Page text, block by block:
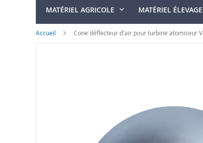
MATÉRIEL AGRICOLE MATÉRIEL ÉLEVAGE
Accueil Cone déflecteur d'air pour turbine atomiseur